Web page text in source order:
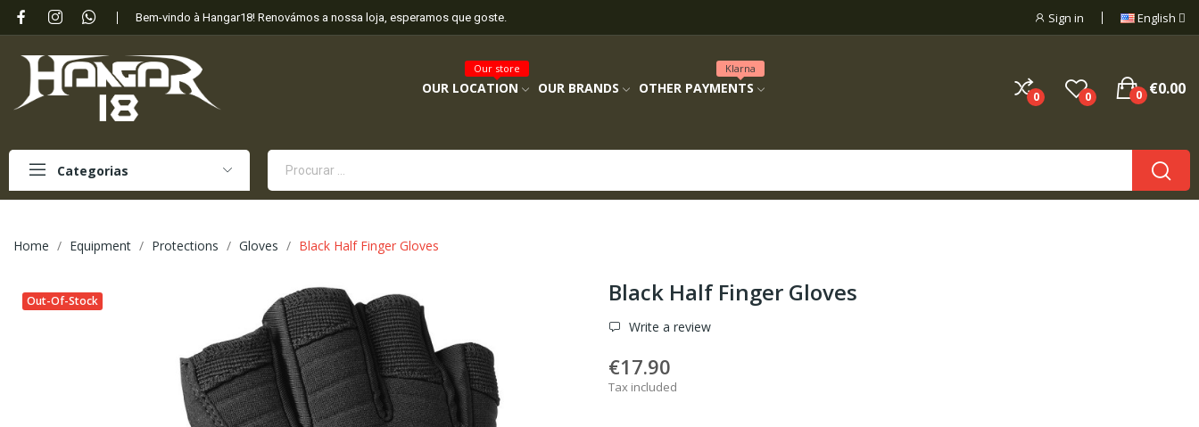
Bem-vindo à Hangar18! Renovámos a nossa loja, esperamos que goste. Sign in English
OUR LOCATION
Our store
OUR BRANDS OTHER PAYMENTS
Klarna
0 0 €0.00
0
Categorias
Home Equipment Protections Gloves Black Half Finger Gloves
Out-Of-Stock Black Half Finger Gloves
Write a review
€17.90
Tax included